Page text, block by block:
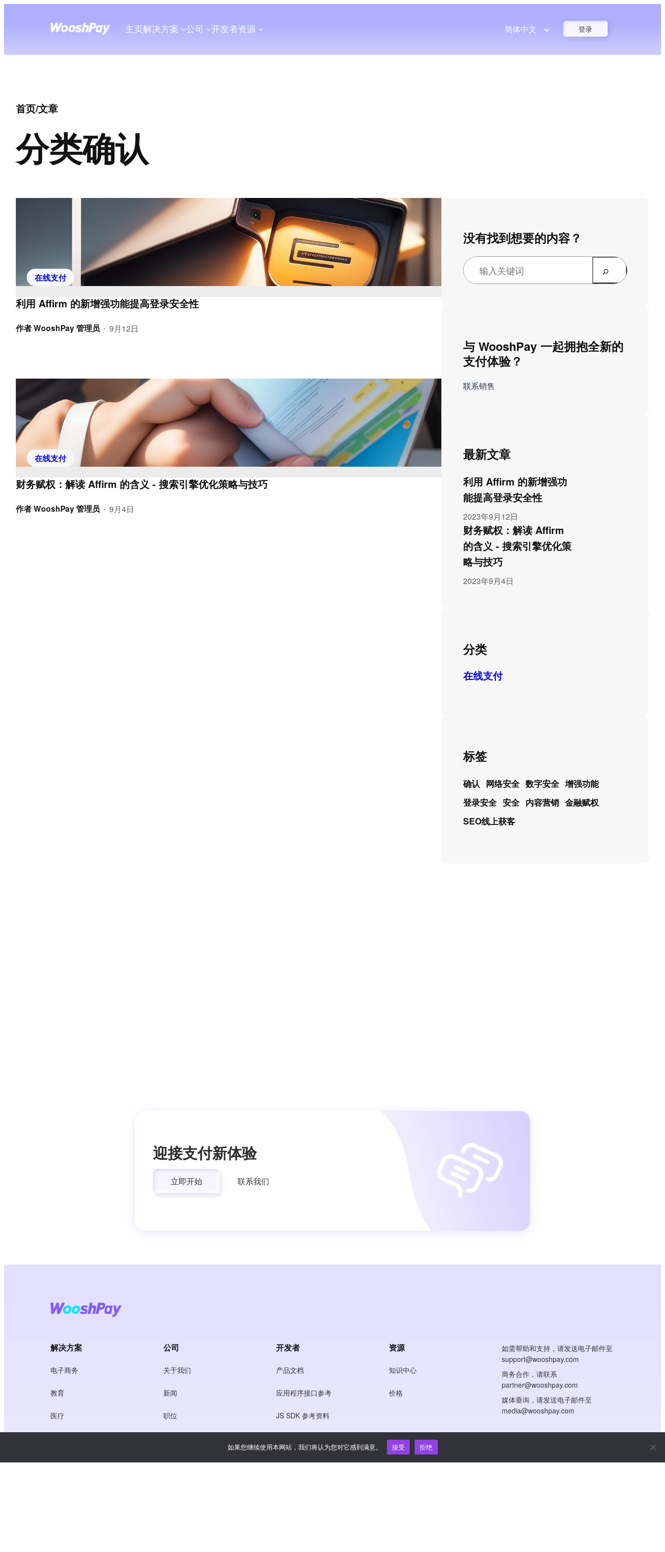
主页解决方案 公司 开发者资源 简体中文 登录
首页/文章
分类确认
在线支付
利用 Affirm 的新增强功能提高登录安全性
作者WooshPay 管理员 • 9月12日
在线支付
财务赋权：解读 Affirm 的含义 - 搜索引擎优化策略与技巧
作者WooshPay 管理员 • 9月4日
没有找到想要的内容？
与 WooshPay 一起拥抱全新的
支付体验？
联系销售
最新文章
利用 Affirm 的新增强功
能提高登录安全性
2023年9月12日
财务赋权：解读 Affirm
的含义 - 搜索引擎优化策
略与技巧
2023年9月4日
分类
在线支付
标签
确认 网络安全 数字安全 增强功能
登录安全 安全 内容营销 金融赋权
SEO线上获客
迎接支付新体验
立即开始 联系我们
解决方案
电子商务
教育
医疗
游戏
公司
关于我们
新闻
职位
隐私政策
开发者
产品文档
应用程序接口参考
JS SDK 参考资料
资源
知识中心
价格
如需帮助和支持，请发送电子邮件至
support@wooshpay.com
商务合作，请联系
partner@wooshpay.com
媒体垂询，请发送电子邮件至
media@wooshpay.com
如果您继续使用本网站，我们将认为您对它感到满意。 接受 拒绝